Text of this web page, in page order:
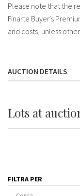
Please note that the
Finarte Buyer's
and costs, unless
AUCTION DETAILS
Lots at
FILTRA PER